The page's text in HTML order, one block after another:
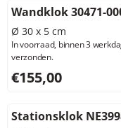
Wandklok 30471-
Ø 30 x 5 cm
In voorraad, binnen 3
verzonden.
Prijs: 155,00,
€155,00
Stationsklok